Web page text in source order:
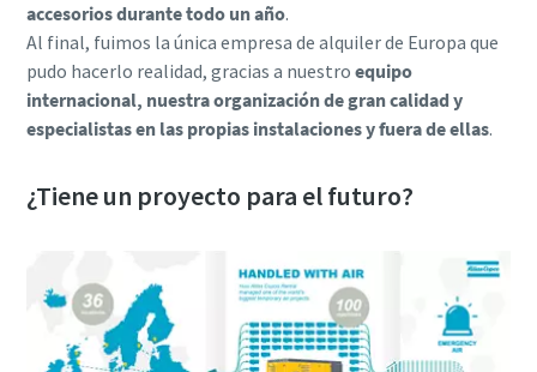
accesorios durante todo un año.
Al final, fuimos la única empresa de alquiler de Europa que
pudo hacerlo realidad, gracias a nuestro equipo
internacional, nuestra organización de gran calidad y
especialistas en las propias instalaciones y fuera de ellas.
¿Tiene un proyecto para el futuro?